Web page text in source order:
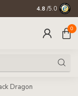
WELTWEITE
4.8 /5.0
0
Dragon